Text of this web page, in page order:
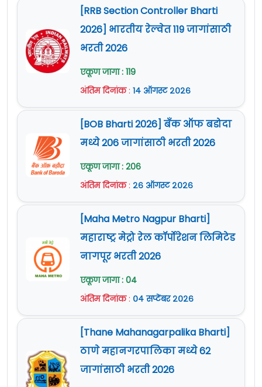
[RRB Section Controller Bharti
2026] भारतीय रेल्वेत 119 जागांसाठी
भरती 2026
एकूण जागा : 119
अंतिम दिनांक: १४ ऑगस्ट २०२६
[BOB Bharti 2026] बँक ऑफ बडोदा
मध्ये 206 जागांसाठी भरती 2026
एकूण जागा : 206
अंतिम दिनांक: २६ ऑगस्ट २०२६
[Maha Metro Nagpur Bharti]
महाराष्ट्र मेट्रो रेल कॉर्पोरेशन लिमिटेड
नागपूर भरती 2026
एकूण जागा : 04
अंतिम दिनांक: ०४ सप्टेंबर २०२६
[Thane Mahanagarpalika Bharti]
ठाणे महानगरपालिका मध्ये 62
जागांसाठी भरती 2026